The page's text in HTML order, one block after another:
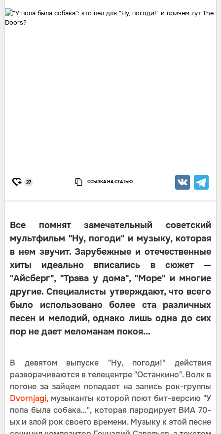
27 ССЫЛКА НА СТАТЬЮ
Все помнят замечательный советский
мультфильм "Ну, погоди" и музыку, которая
в нем звучит. Зарубежные и отечественные
хиты идеально вписались в сюжет —
"Айсберг", "Трава у дома", "Море" и многие
другие. Специалисты утверждают, что всего
было использовано более ста различных
песен и мелодий, однако лишь одна до сих
пор не дает меломанам покоя...
В девятом выпуске "Ну, погоди!" действия
разворачиваются в телецентре "Останкино". Волк в
погоне за зайцем попадает на запись рок-группы
Dvornjagi, музыканты которой поют бит-версию "У
попа была собака…", которая пародирует ВИА 70-
ых и злой рок своего времени. Музыку к этой песне